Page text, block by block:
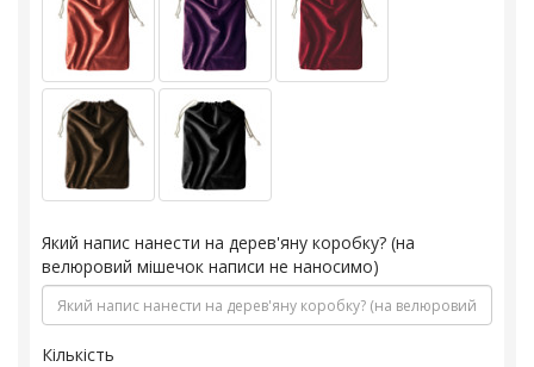
Який напис нанести на дерев'яну коробку? (на
велюровий мішечок написи не наносимо)
Кількість